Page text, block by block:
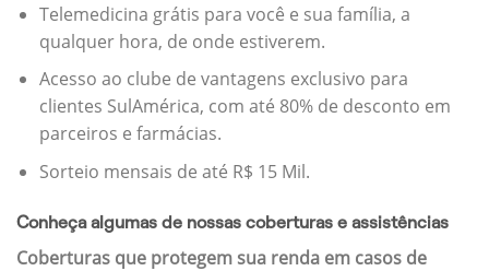
Telemedicina grátis para você e sua família, a
qualquer hora, de onde estiverem.
Acesso ao clube de vantagens exclusivo para
clientes SulAmérica, com até 80% de desconto em
parceiros e farmácias.
Sorteio mensais de até R$ 15 Mil.
Conheça algumas de nossas coberturas e assistências
Coberturas que protegem sua renda em casos de